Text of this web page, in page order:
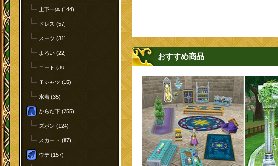
上下一体 (144)
ドレス (57)
スーツ (31)
よろい (22)
コート (30)
Ｔシャツ (15)
水着 (35)
からだ下 (255)
ズボン (124)
スカート (87)
ウデ (157)
おすすめ商品